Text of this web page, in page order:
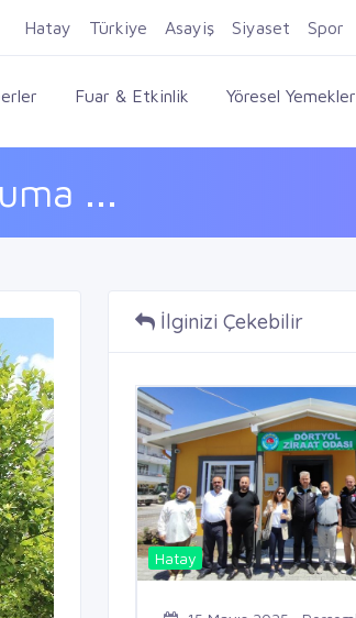
Firma Ekle
Fuar & Etkinlik Yöresel Yemekler
...
Hatay Türkiye Asayiş Siyaset Spor
İlginizi Çekebilir
Hatay